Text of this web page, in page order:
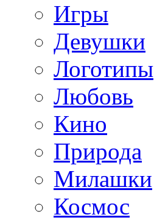
Игры
Девушки
Логотипы
Любовь
Кино
Природа
Милашки
Космос